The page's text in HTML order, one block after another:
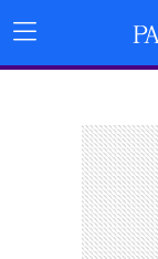
Menu
Principal